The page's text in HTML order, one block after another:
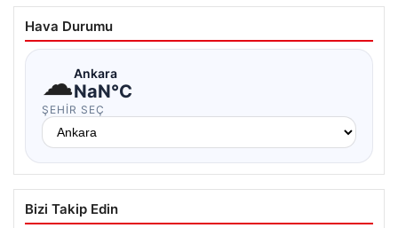
Hava Durumu
☁Ankara
NaN°C
ŞEHIR SEÇ
Bizi Takip Edin